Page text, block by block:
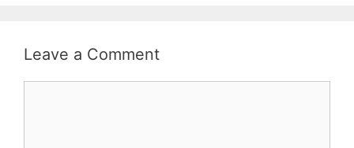
Leave a Comment